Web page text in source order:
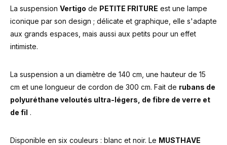
La suspension Vertigo de PETITE FRITURE est une lampe
iconique par son design ; délicate et graphique, elle s'adapte
aux grands espaces, mais aussi aux petits pour un effet
intimiste.
La suspension a un diamètre de 140 cm, une hauteur de 15
cm et une longueur de cordon de 300 cm. Fait de rubans de
polyuréthane veloutés ultra-légers, de fibre de verre et
de fil .
Disponible en six couleurs : blanc et noir. Le MUSTHAVE